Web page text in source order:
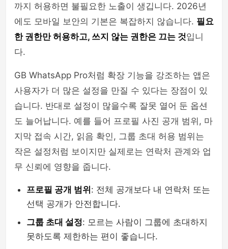
까지 허용하면 불필요한 노출이 생깁니다. 2026년
에도 모바일 보안의 기본은 복잡하지 않습니다. 필요
한 권한만 허용하고, 쓰지 않는 권한은 끄는 것입니
다.
GB WhatsApp Pro처럼 확장 기능을 강조하는 앱은
사용자가 더 많은 설정을 만질 수 있다는 장점이 있
습니다. 반대로 설정이 많을수록 잘못 열어 둔 옵션
도 늘어납니다. 예를 들어 프로필 사진 공개 범위, 마
지막 접속 시간, 읽음 확인, 그룹 초대 허용 범위는
작은 설정처럼 보이지만 실제로는 연락처 관계와 업
무 신뢰에 영향을 줍니다.
프로필 공개 범위 : 전체 공개보다 내 연락처 또는
선택 공개가 안전합니다.
그룹 초대 설정: 모르는 사람이 그룹에 초대하지
못하도록 제한하는 편이 좋습니다.